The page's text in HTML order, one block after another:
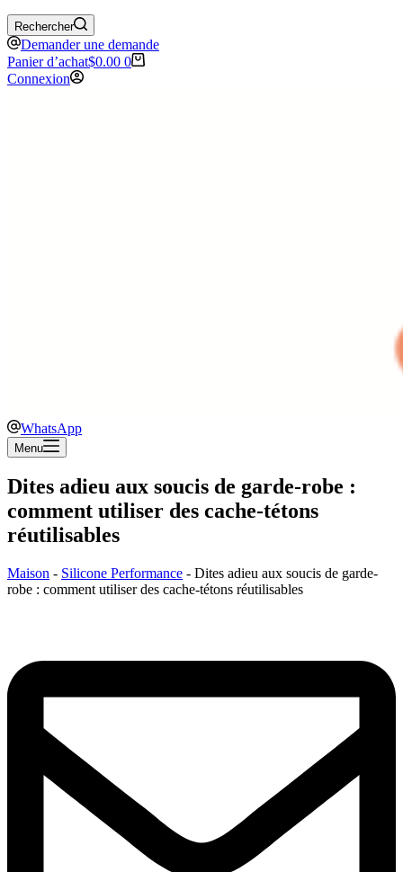
Rechercher
Demander une demande
Panier d’achat$0.00 0
Connexion
WhatsApp
Menu
Dites adieu aux soucis de garde-robe :
comment utiliser des cache-tétons
réutilisables
Maison - Silicone Performance - Dites adieu aux soucis de garde-
robe : comment utiliser des cache-tétons réutilisables